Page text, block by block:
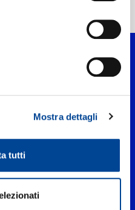
Mostra dettagli
tutti
(Società con unico socio) | Via
Milano